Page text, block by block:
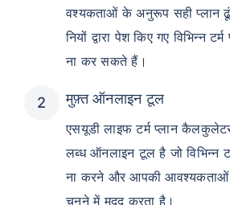
वश्यकताओं के अनुरूप सही प्लान
नियों द्वारा पेश किए गए विभिन्न
ना कर सकते हैं।
मुफ़्त ऑनलाइन टूल
एसयूडी लाइफ टर्म प्लान
लब्ध ऑनलाइन टूल है जो विभिन्न
ना करने और आपकी आवश्यकताओं
चुनने में मदद करता है।